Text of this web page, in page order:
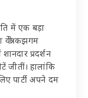
में एक बड़ा
वेत्री कझगम
प्रदर्शन
जीतीं। हालांकि
पार्टी अपने दम